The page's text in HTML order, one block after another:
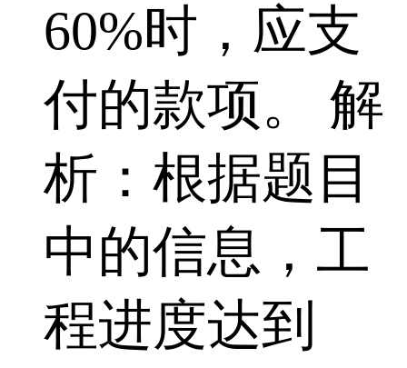
60%时，应支
付的款项。 解
析：根据题目
中的信息，工
程进度达到